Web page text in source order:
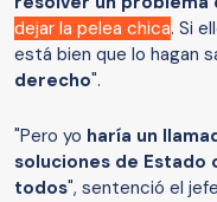
dejar la pelea chica. Si
está bien que lo hagan
derecho".
"Pero yo haría un
soluciones de Estado
todos", sentenció el